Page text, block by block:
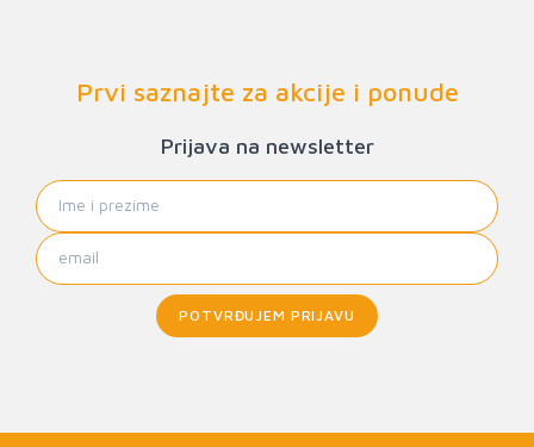
Prvi saznajte za akcije i ponude
Prijava na newsletter
POTVRĐUJEM PRIJAVU